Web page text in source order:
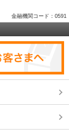
金融機関コード：0591